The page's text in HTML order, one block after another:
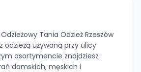
Tania Odzież Rzeszów
odzieżą używaną przy ulicy
asortymencie znajdziesz
damskich, męskich i